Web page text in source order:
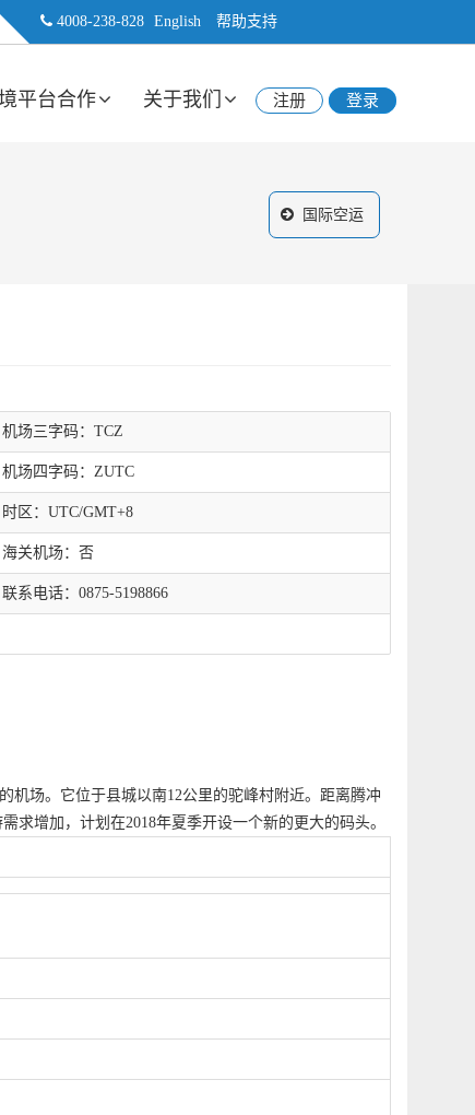
4008-238-828 English 帮助支持
平台合作 关于我们 注册 登录
国际空运
机场三字码：TCZ
机场四字码：ZUTC
时区：UTC/GMT+8
海关机场：否
联系电话：0875-5198866
机场。它位于县城以南12公里的驼峰村附近。距离腾冲
求增加，计划在2018年夏季开设一个新的更大的码头。